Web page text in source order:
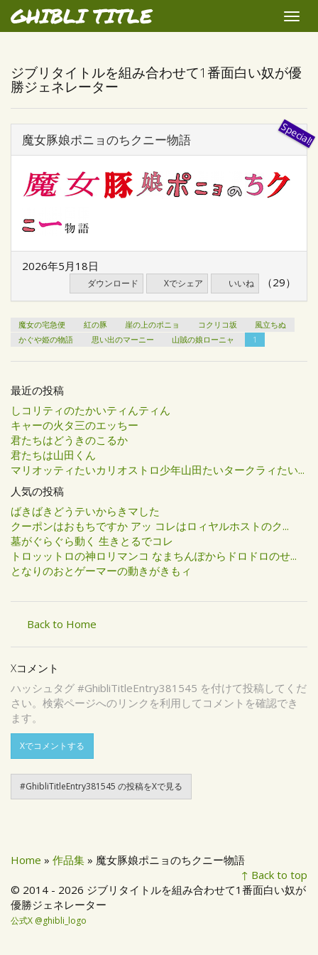
GHIBLI TITLE
Toggle
ジブリタイトルを組み合わせて1番面白い奴が優
勝ジェネレーター
魔女豚娘ポニョのちクニー物語
2026年5月18日
ダウンロード Xでシェア いいね （29）
魔女の宅急便 紅の豚 崖の上のポニョ コクリコ坂
風立ちぬ
かぐや姫の物語
思い出のマーニー 山賊の娘ローニャ 1
最近の投稿
しコリティのたかいティんティん
キャーの火タ三のエッちー
君たちはどうきのこるか
君たちは山田くん
マリオッティたいカリオストロ少年山田たいタークラィたい...
人気の投稿
ばきばきどうテいからきマした
クーポンはおもちですか アッ コレはロィヤルホストのク...
墓がぐらぐら動く 生きとるでコレ
トロッットロの神ロリマンコ なまちんぽからドロドロのせ...
となりのおとゲーマーの動きがきもィ
Back to Home
Xコメント
ハッシュタグ #GhibliTitleEntry381545 を付けて投稿してくだ
さい。検索ページへのリンクを利用してコメントを確認でき
ます。
Xでコメントする
#GhibliTitleEntry381545 の投稿をXで見る
Home » 作品集 » 魔女豚娘ポニョのちクニー物語
↑ Back to top
© 2014 - 2026 ジブリタイトルを組み合わせて1番面白い奴が
優勝ジェネレーター
公式X @ghibli_logo